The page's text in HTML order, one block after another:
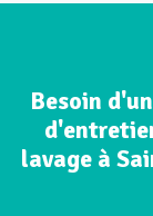
Besoin
lavage à